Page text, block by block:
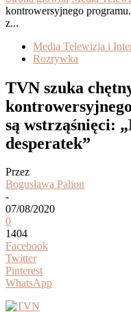
kontrowersyjnego
z...
Media Telewizja i
Rozrywka
TVN szuka
są wstrząśnięci:
desperatek”
Przez
Bogusława Palion
-
07/08/2020
0
1404
Facebook
Twitter
Pinterest
WhatsApp